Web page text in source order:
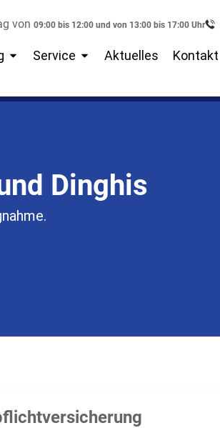
von 09:00 bis 12:00 und von 13:00 bis 17:00 Uhr
Öffne Schadenmeldung
Service Öffne Service
Aktuelles Kontakt
Dinghis